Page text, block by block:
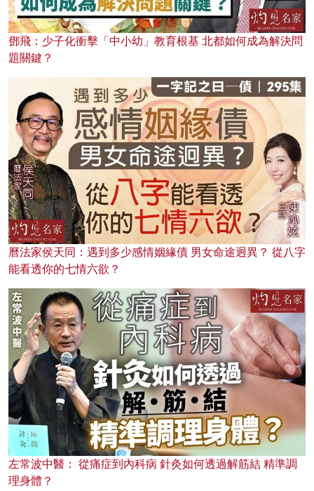
鄧飛：少子化衝擊「中小幼」教育根基 北都如何成為解決問
題關鍵？
曆法家侯天同：遇到多少感情姻緣債 男女命途迥異？ 從八字
能看透你的七情六欲？
左常波中醫： 從痛症到內科病 針灸如何透過解筋結 精準調
理身體？